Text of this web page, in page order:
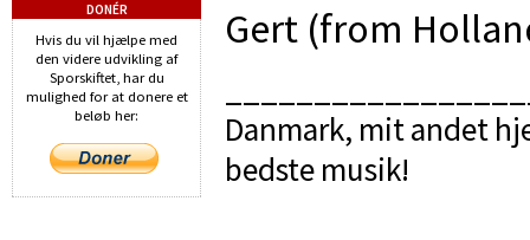
Gert (from
Danmark, mit andet
bedste musik!
DONÉR
Hvis du vil hjælpe med
den videre udvikling af
Sporskiftet, har du
mulighed for at donere et
beløb her: